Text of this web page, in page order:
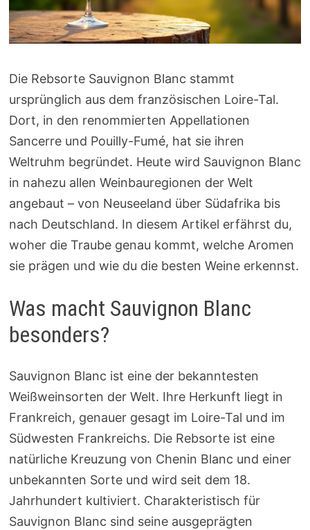
Die Rebsorte Sauvignon Blanc stammt
ursprünglich aus dem französischen Loire-Tal.
Dort, in den renommierten Appellationen
Sancerre und Pouilly-Fumé, hat sie ihren
Weltruhm begründet. Heute wird Sauvignon Blanc
in nahezu allen Weinbauregionen der Welt
angebaut – von Neuseeland über Südafrika bis
nach Deutschland. In diesem Artikel erfährst du,
woher die Traube genau kommt, welche Aromen
sie prägen und wie du die besten Weine erkennst.
Was macht Sauvignon Blanc
besonders?
Sauvignon Blanc ist eine der bekanntesten
Weißweinsorten der Welt. Ihre Herkunft liegt in
Frankreich, genauer gesagt im Loire-Tal und im
Südwesten Frankreichs. Die Rebsorte ist eine
natürliche Kreuzung von Chenin Blanc und einer
unbekannten Sorte und wird seit dem 18.
Jahrhundert kultiviert. Charakteristisch für
Sauvignon Blanc sind seine ausgeprägten